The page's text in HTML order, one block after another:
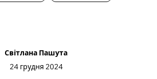
Світлана Пашута
24 грудня 2024